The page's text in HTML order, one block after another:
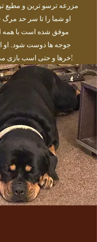
مزرعه ترسو ترین و مطیع
او شما را تا سر حد مرگ
موفق شده است با همه
جوجه ها دوست شود. او
the Sheepies، خرها و حتی اسب بازی می کند!